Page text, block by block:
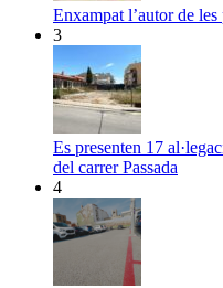
Enxampat l’autor de
3
Es presenten 17
del carrer Passada
4